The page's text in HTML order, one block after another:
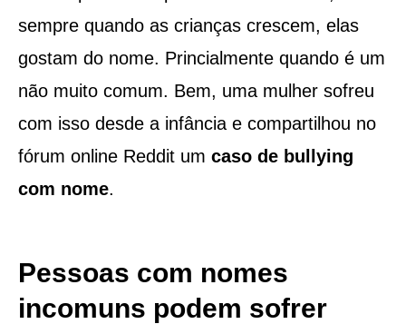
sempre quando as crianças crescem, elas
gostam do nome. Princialmente quando é um
não muito comum. Bem, uma mulher sofreu
com isso desde a infância e compartilhou no
fórum online Reddit um caso de bullying
com nome.
Pessoas com nomes
incomuns podem sofrer